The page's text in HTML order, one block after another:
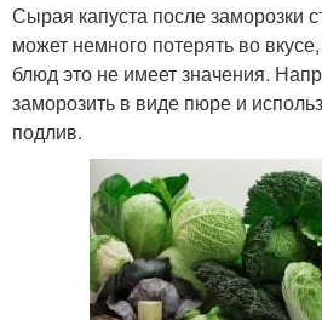
Сырая капуста после заморозки
может немного потерять во
блюд это не имеет значения.
заморозить в виде пюре и
подлив.